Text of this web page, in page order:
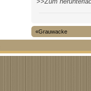
«Grauwacke